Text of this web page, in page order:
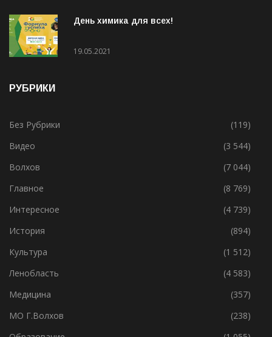
День химика для всех!
19.05.2021
РУБРИКИ
Без Рубрики
(119)
Видео
(3 544)
Волхов
(7 044)
Главное
(8 769)
Интересное
(4 739)
История
(894)
Культура
(1 512)
Ленобласть
(4 583)
Медицина
(357)
МО Г.Волхов
(238)